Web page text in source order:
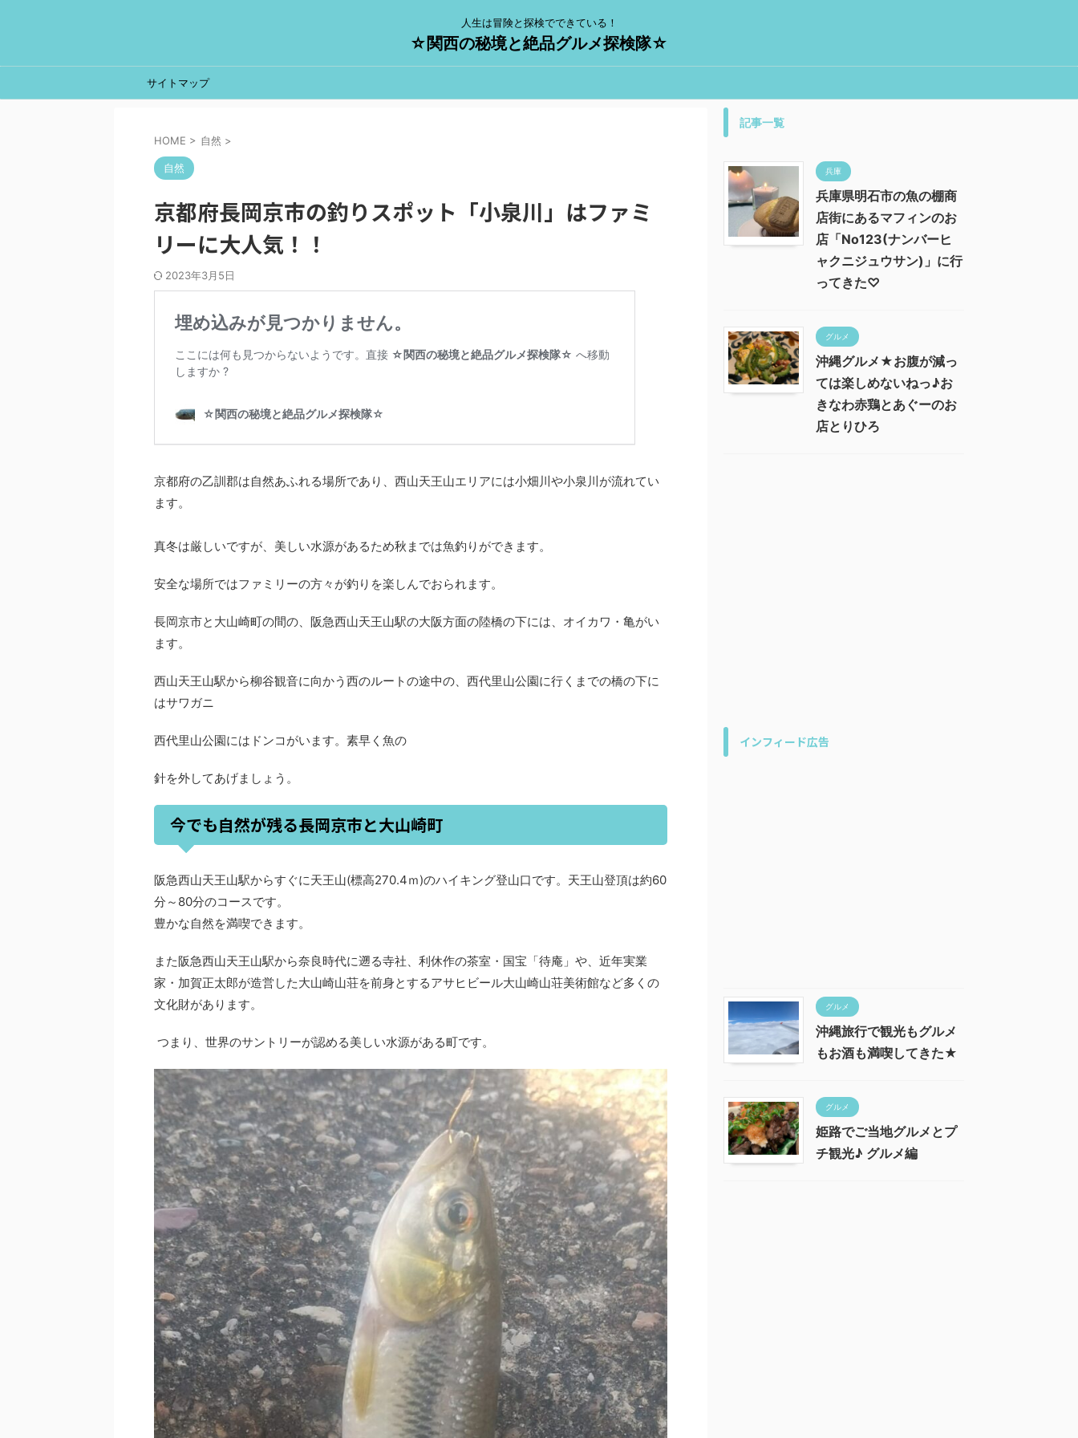
人生は冒険と探検でできている！
☆関西の秘境と絶品グルメ探検隊☆
サイトマップ
HOME > 自然 >
自然
京都府長岡京市の釣りスポット「小泉川」はファミ
リーに大人気！！
2023年3月5日
京都府の乙訓郡は自然あふれる場所であり、西山天王山エリアには小畑川や小泉川が流れてい
ます。
真冬は厳しいですが、美しい水源があるため秋までは魚釣りができます。
安全な場所ではファミリーの方々が釣りを楽しんでおられます。
長岡京市と大山崎町の間の、阪急西山天王山駅の大阪方面の陸橋の下には、オイカワ・亀がい
ます。
西山天王山駅から柳谷観音に向かう西のルートの途中の、西代里山公園に行くまでの橋の下に
はサワガニ
西代里山公園にはドンコがいます。素早く魚の
針を外してあげましょう。
今でも自然が残る長岡京市と大山崎町
阪急西山天王山駅からすぐに天王山(標高270.4ｍ)のハイキング登山口です。天王山登頂は約60
分～80分のコースです。
豊かな自然を満喫できます。
また阪急西山天王山駅から奈良時代に遡る寺社、利休作の茶室・国宝「待庵」や、近年実業
家・加賀正太郎が造営した大山崎山荘を前身とするアサヒビール大山崎山荘美術館など多くの
文化財があります。
つまり、世界のサントリーが認める美しい水源がある町です。
記事一覧
兵庫
兵庫県明石市の魚の棚商
店街にあるマフィンのお
店「No123(ナンバーヒ
ャクニジュウサン)」に行
ってきた♡
グルメ
沖縄グルメ★お腹が減っ
ては楽しめないねっ♪お
きなわ赤鶏とあぐーのお
店とりひろ
インフィード広告
グルメ
沖縄旅行で観光もグルメ
もお酒も満喫してきた★
グルメ
姫路でご当地グルメとプ
チ観光♪ グルメ編